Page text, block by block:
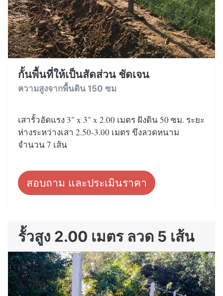
กั้นพื้นที่ให้เป็นสัดส่วน ชัดเจน
ความสูงจากพื้นดิน 150 ซม
เสารั้วอัดแรง 3" x 3" x 2.00 เมตร ฝังดิน 50 ซม. ระยะ
ห่างระหว่างเสา 2.50-3.00 เมตร ขึงลวดหนาม
จำนวน 7 เส้น
สอบถาม และประเมินราคา
รั้วสูง 2.00 เมตร ลวด 5 เส้น